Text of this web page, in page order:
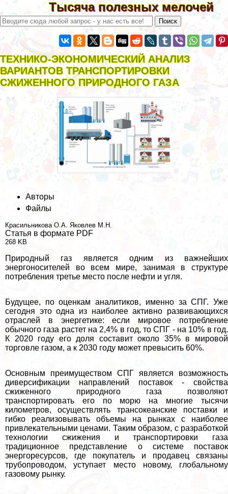
Тысяча полезных мелочей
ТЕХНИКО-ЭКОНОМИЧЕСКИЙ АНАЛИЗ
ВАРИАНТОВ ТРАНСПОРТИРОВКИ
СЖИЖЕННОГО ПРИРОДНОГО ГАЗА
Авторы
Файлы
Красильникова О.А. Яковлев М.Н.
Статья в формате PDF
268 KB
Природный газ является одним из важнейших
энергоносителей во всем мире, занимая в структуре
потрeбления третье место после нефти и угля.
Будущее, по оценкам аналитиков, именно за СПГ. Уже
сегодня это одна из наиболее активно развивающихся
отраслей в энергетике: если мировое потрeбление
обычного газа растет на 2,4% в год, то СПГ - на 10% в год.
К 2020 году его доля составит около 35% в мировой
торговле газом, а к 2030 году может превысить 60%.
Основным преимуществом СПГ является возможность
диверсификации направлений поставок - свойства
сжиженного природного газа позволяют
трaнcпортировать его по морю на многие тысячи
километров, осуществлять трaнcокеанские поставки и
гибко реализовывать объемы на рынках с наиболее
привлекательными ценами. Таким образом, с разработкой
технологии сжижения и трaнcпортировки газа
традиционное представление о системе поставок
энергоресурсов, где покупатель и продавец связаны
трубопроводом, уступает место новому, глобальному
газовому рынку.